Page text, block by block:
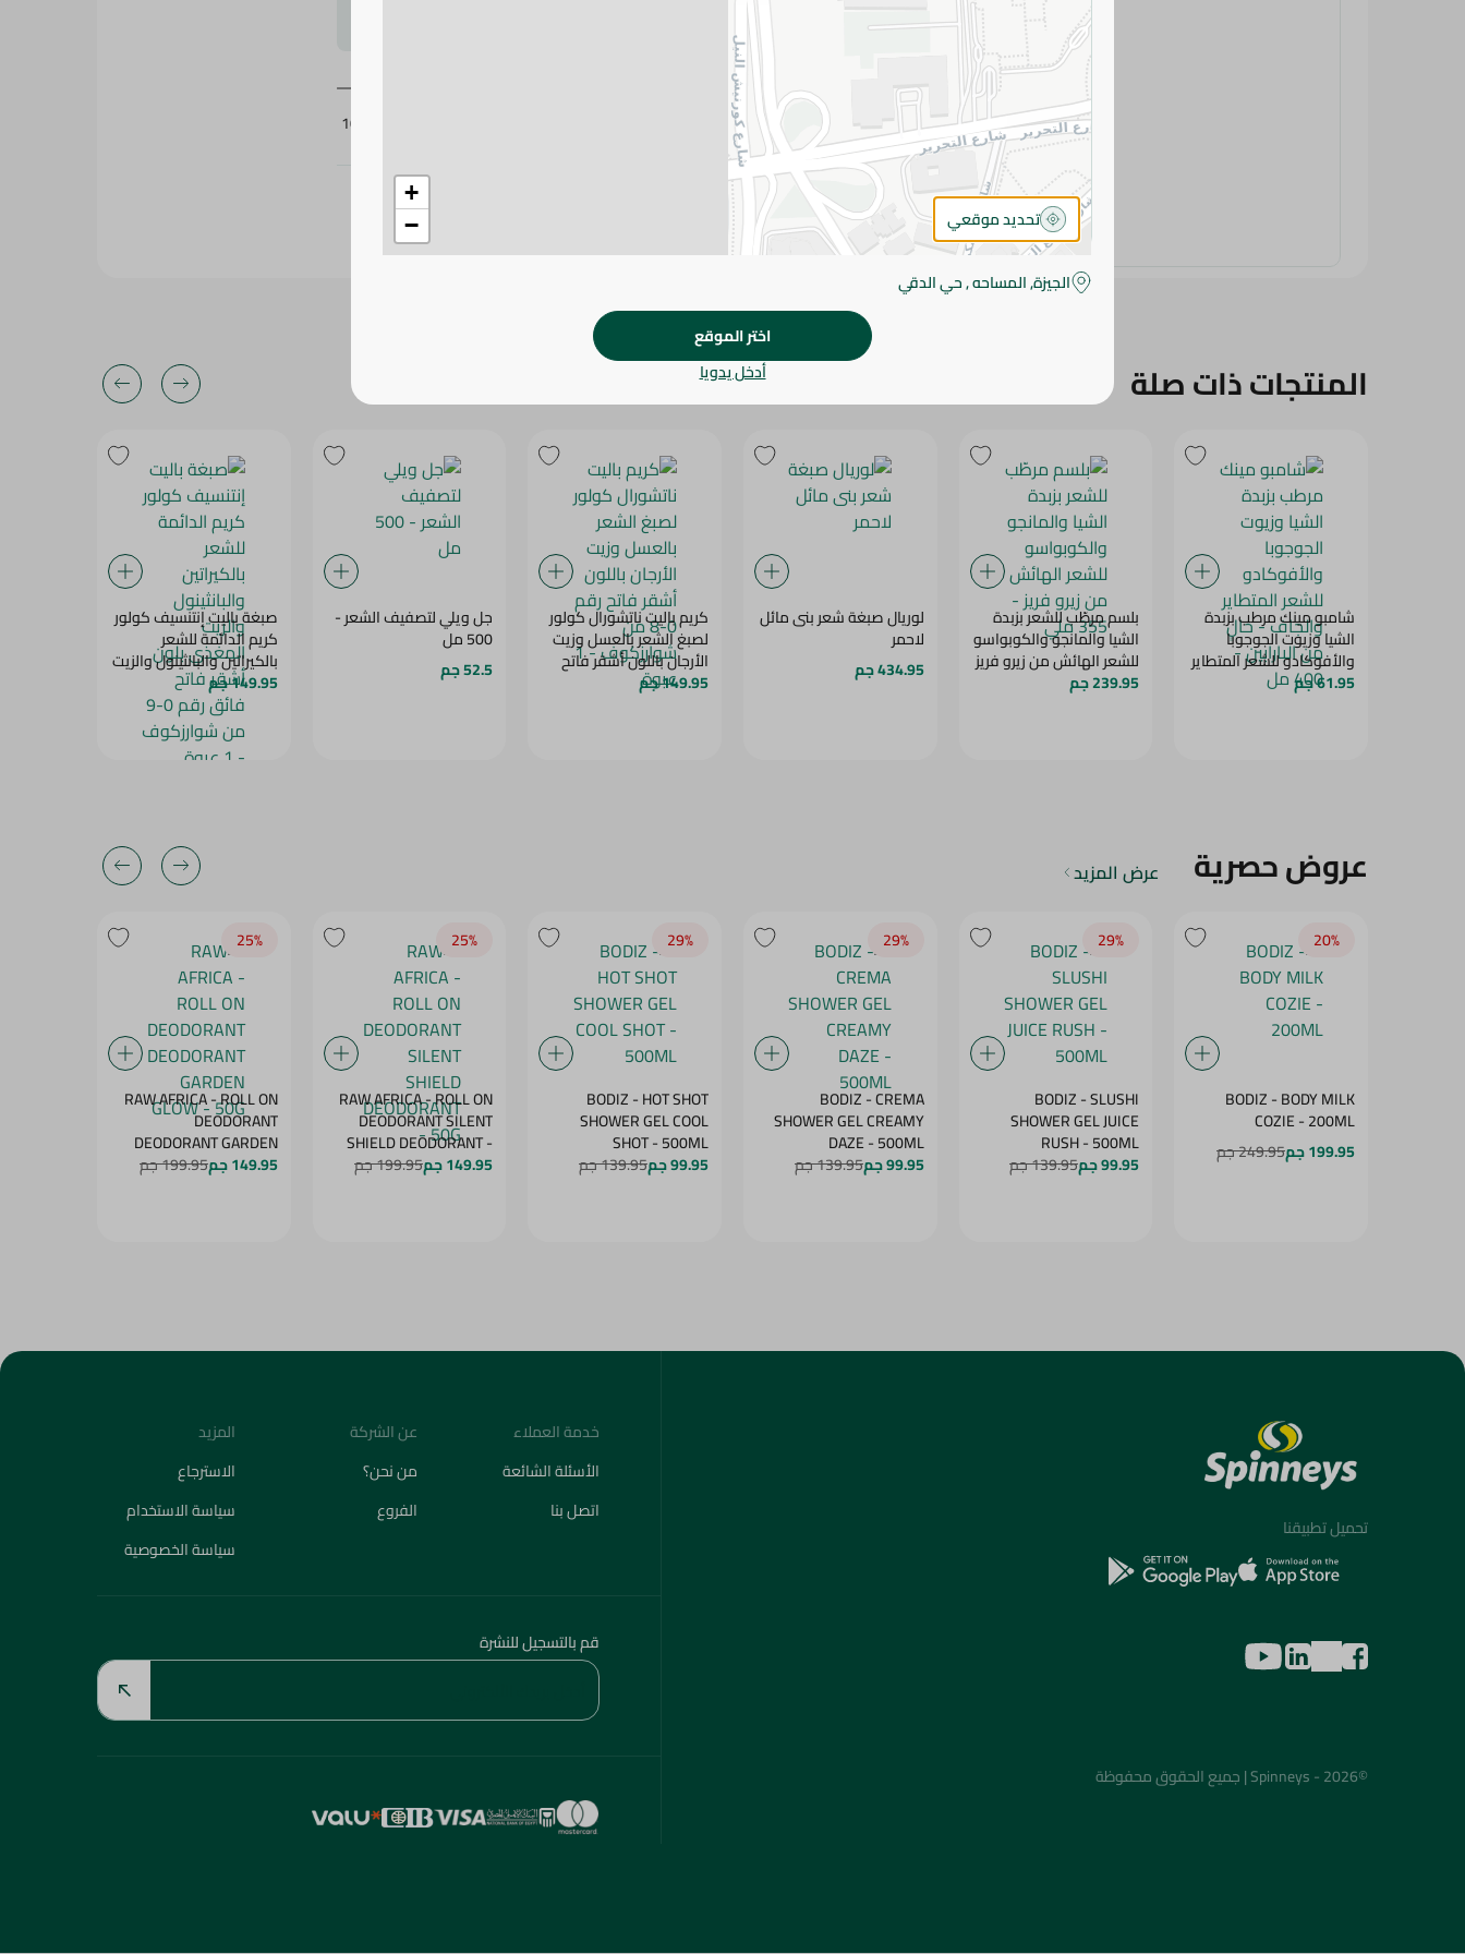
طفيف. قد يتغير التعبئة بناءً على التوفر.
المواصفات
SKU
107331
المنتجات ذات صلة
شامبو مينك مرطب بزبدة
الشيا وزيوت الجوجوبا
والأفوكادو للشعر المتطاير
والجاف - خالٍ من البارابين -
61.95 جم
بلسم مرطّب للشعر بزبدة
الشيا والمانجو والكوبواسو
للشعر الهائش من زيرو فريز
- 355 ملي
239.95 جم
لوريال صبغة شعر بنى مائل
لاحمر
434.95 جم
كريم باليت ناتشورال كولور
لصبغ الشعر بالعسل وزيت
الأرجان باللون أشقر فاتح
رقم 0-8 من شوارزكوف -149.95 جم
جل ويلي لتصفيف الشعر -
500 مل
52.5 جم
صبغة باليت إنتنسيف كولور
كريم الدائمة للشعر
بالكيراتين والبانثينول والزيت
المغذي بلون أشقر فاتح
فائق رقم 0-9 من
شوارزكوف - 1 عبوة
149.95 جم
عروض حصرية عرض المزيد
20‎%‎
BODIZ - BODY MILK
COZIE - 200ML
199.95 جم
249.95 جم
29‎%‎
BODIZ - SLUSHI
SHOWER GEL JUICE
RUSH - 500ML
99.95 جم 139.95 جم
29‎%‎
BODIZ - CREMA
SHOWER GEL CREAMY
DAZE - 500ML
99.95 جم 139.95 جم
29‎%‎
BODIZ - HOT SHOT
SHOWER GEL COOL
SHOT - 500ML
99.95 جم 139.95 جم
25‎%‎
RAW AFRICA - ROLL ON
DEODORANT SILENT
SHIELD DEODORANT -
50G
149.95 جم 199.95 جم
25‎%‎
RAW AFRICA - ROLL ON
DEODORANT
DEODORANT GARDEN
GLOW - 50G
149.95 جم 199.95 جم
+
−
تحديد موقعي
الجيزة, المساحه , حي الدقي
اختر الموقع
أدخل يدويا
تحميل تطبيقنا
©2026 - Spinneys | جميع الحقوق محفوظة
خدمة العملاء
الأسئلة الشائعة
اتصل بنا
عن الشركة
من نحن؟
الفروع
المزيد
الاسترجاع
سياسة الاستخدام
سياسة الخصوصية
قم بالتسجيل للنشرة